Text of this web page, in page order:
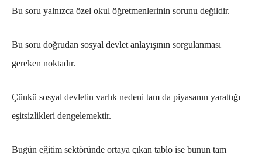
Bu soru yalnızca özel okul öğretmenlerinin sorunu değildir.
Bu soru doğrudan sosyal devlet anlayışının sorgulanması
gereken noktadır.
Çünkü sosyal devletin varlık nedeni tam da piyasanın yarattığı
eşitsizlikleri dengelemektir.
Bugün eğitim sektöründe ortaya çıkan tablo ise bunun tam